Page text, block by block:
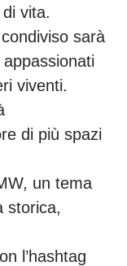
vita.
sarà
viventi.
di più spazi
un tema
storica,
l’hashtag